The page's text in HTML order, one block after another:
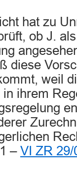
hat zu
ob J.
diese
weil
ihrem
– VI ZR 29/